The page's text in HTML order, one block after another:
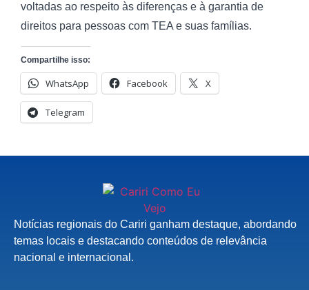
voltadas ao respeito às diferenças e à garantia de
direitos para pessoas com TEA e suas famílias.
Compartilhe isso:
WhatsApp Facebook X
Telegram
Notícias regionais do Cariri ganham destaque, abordando
temas locais e destacando conteúdos de relevância
nacional e internacional.